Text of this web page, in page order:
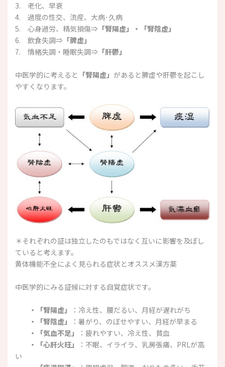
3. 老化、早衰
4. 過度の性交、流産、大病･久病
5. 心身過労、精気損傷⇒ 「腎陽虚」・「腎陰虚」
6. 飲食失調⇒ 「脾虚」
7. 情緒失調・睡眠失調⇒ 「肝鬱」
中医学的に考えると 「腎陽虚」 があると脾虚や肝鬱を起こし
やすくなります。
＊それぞれの証は独立したのもではなく互いに影響を及ぼし
ていると考えます。
黄体機能不全によく見られる症状とオススメ漢方薬
中医学的にみる証候に対する自覚症状です。
・「腎陽虚」
：冷え性、腰だるい、月経が遅れがち
・「腎陰虚」
：暑がり、のぼせやすい、月経が早まる
・「気血不足」
：疲れやすい、冷え性、貧血
・「心肝火旺」
：不眠、イライラ、乳房張痛、PRLが高
い